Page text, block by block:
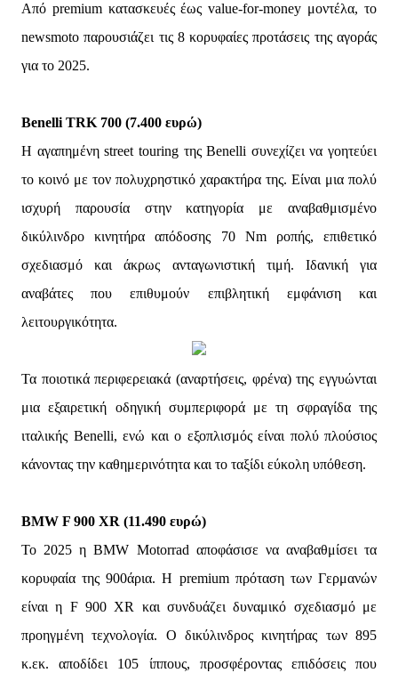
Από premium κατασκευές έως value-for-money μοντέλα, το
newsmoto παρουσιάζει τις 8 κορυφαίες προτάσεις της αγοράς
για το 2025.
Benelli TRK 700 (7.400 ευρώ)
Η αγαπημένη street touring της Benelli συνεχίζει να γοητεύει
το κοινό με τον πολυχρηστικό χαρακτήρα της. Είναι μια πολύ
ισχυρή παρουσία στην κατηγορία με αναβαθμισμένο
δικύλινδρο κινητήρα απόδοσης 70 Nm ροπής, επιθετικό
σχεδιασμό και άκρως ανταγωνιστική τιμή. Ιδανική για
αναβάτες που επιθυμούν επιβλητική εμφάνιση και
λειτουργικότητα.
Τα ποιοτικά περιφερειακά (αναρτήσεις, φρένα) της εγγυώνται
μια εξαιρετική οδηγική συμπεριφορά με τη σφραγίδα της
ιταλικής Benelli, ενώ και ο εξοπλισμός είναι πολύ πλούσιος
κάνοντας την καθημερινότητα και το ταξίδι εύκολη υπόθεση.
BMW F 900 XR (11.490 ευρώ)
Το 2025 η BMW Motorrad αποφάσισε να αναβαθμίσει τα
κορυφαία της 900άρια. Η premium πρόταση των Γερμανών
είναι η F 900 XR και συνδυάζει δυναμικό σχεδιασμό με
προηγμένη τεχνολογία. Ο δικύλινδρος κινητήρας των 895
κ.εκ. αποδίδει 105 ίππους, προσφέροντας επιδόσεις που